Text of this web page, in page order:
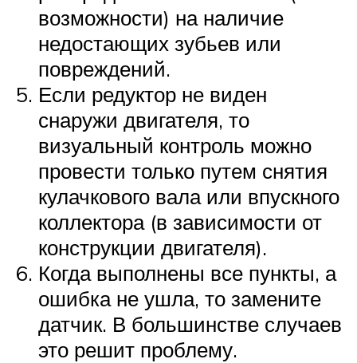
возможности) на наличие
недостающих зубьев или
повреждений.
Если редуктор не виден
снаружи двигателя, то
визуальный контроль можно
провести только путем снятия
кулачкового вала или впускного
коллектора (в зависимости от
конструкции двигателя).
Когда выполнены все пункты, а
ошибка не ушла, то замените
датчик. В большинстве случаев
это решит проблему.